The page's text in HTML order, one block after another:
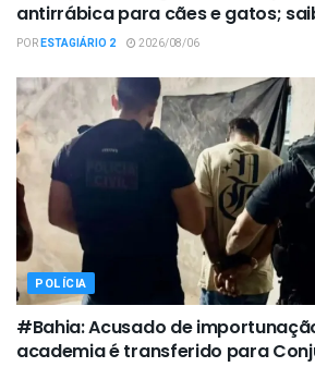
antirrábica para cães e gatos;
PORESTAGIÁRIO 2 2026/08/06
POLÍCIA
#Bahia: Acusado de
academia é transferido para